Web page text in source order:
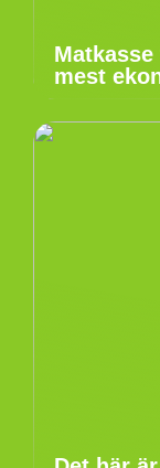
mest